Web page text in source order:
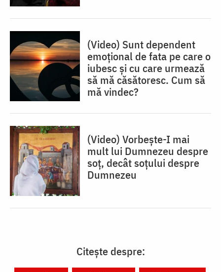
(Video) Sunt dependent
emoțional de fata pe care o
iubesc și cu care urmează
să mă căsătoresc. Cum să
mă vindec?
(Video) Vorbește-I mai
mult lui Dumnezeu despre
soț, decât soțului despre
Dumnezeu
Citește despre: